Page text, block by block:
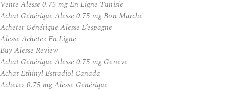
Vente Alesse 0.75 mg En Ligne Tunisie
Achat Générique Alesse 0.75 mg Bon Marché
Acheter Générique Alesse L’espagne
Alesse Achetez En Ligne
Buy Alesse Review
Achat Générique Alesse 0.75 mg Genève
Achat Ethinyl Estradiol Canada
Achetez 0.75 mg Alesse Générique